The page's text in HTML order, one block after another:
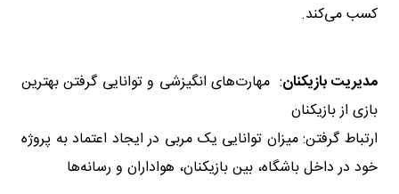
کسب می‌کند.
مدیریت بازیکنان: مهارت‌های انگیزشی و توانایی گرفتن بهترین
بازی از بازیکنان
ارتباط گرفتن: میزان توانایی یک مربی در ایجاد اعتماد به پروژه
خود در داخل باشگاه، بین بازیکنان، هواداران و رسانه‌ها